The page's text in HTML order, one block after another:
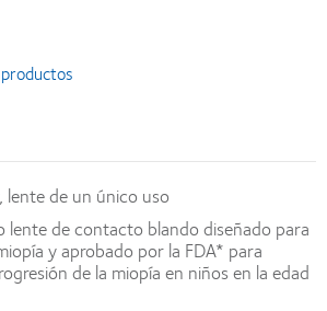
lente de un único uso
lente de contacto blando diseñado para
y aprobado por la FDA* para
de la miopía en niños en la edad